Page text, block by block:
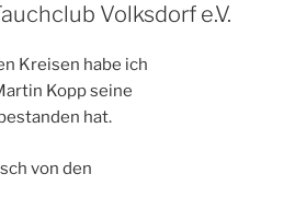
Volksdorf e.V.
Kreisen habe ich
Kopp seine
hat.
von den